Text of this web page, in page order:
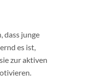
dass junge
es ist,
zur aktiven